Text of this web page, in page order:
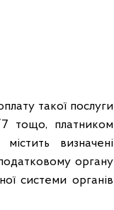
такої послуги
7 тощо, платником
визначені
органу
системи органів